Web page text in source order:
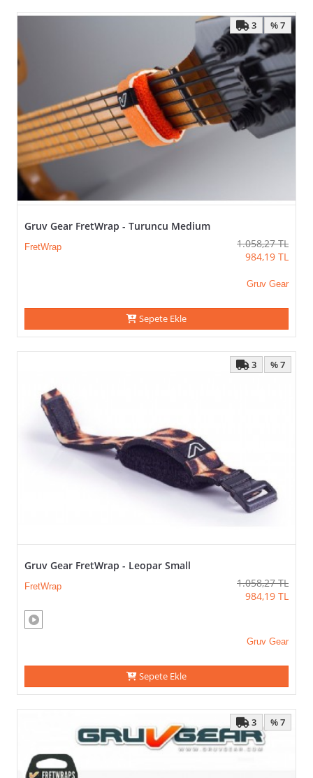
% 7
3
Gruv Gear FretWrap - Turuncu Medium
FretWrap 1.058,27 TL
984,19 TL
Gruv Gear
Sepete Ekle
% 7
3
Gruv Gear FretWrap - Leopar Small
FretWrap 1.058,27 TL
984,19 TL
Gruv Gear
Sepete Ekle
% 7
3